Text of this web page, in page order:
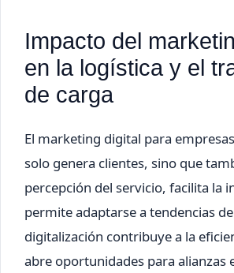
Impacto del
en la logística y el
de carga
El marketing digital para
solo genera clientes, sino que
percepción del servicio, facilita la
permite adaptarse a tendencias
digitalización contribuye a la
abre oportunidades para alianzas